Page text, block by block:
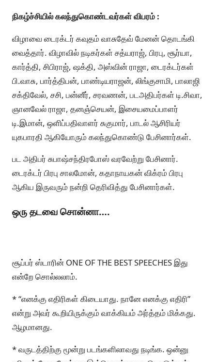
நிகழ்ச்சியில் கலந்துகொண்டவர்கள் விபரம் :
விழாவை டைரக்டர் கவுதம் வாசுதேவ் மேனன் தொடங்கி
வைத்தார். விழாவில் நடிகர்கள் சத்யராஜ், பிரபு, சூர்யா,
கார்த்தி, சிபிராஜ், ஷக்தி, அஸ்வின் ராஜா, டைரக்டர்கள்
பி.வாசு, பார்த்திபன், பாண்டியராஜன், லிங்குசாமி, பாலாஜி
சக்திவேல், சசி, பன்னீர், சரவணன், படஅதிபர்கள் டி.சிவா,
ஞானவேல் ராஜா, தனஞ்செயன், இசையமைப்பாளர்
டி.இமான், ஒளிப்பதிவாளர் சுகுமார், பாடல் ஆசிரியர்
யுகபாரதி ஆகியோரும் கலந்துகொண்டு பேசினார்கள்.
பட அதிபர் சுபாஷ்சந்திரபோஸ் வரவேற்று பேசினார்.
டைரக்டர் பிரபு சாலமோன், கதாநாயகன் விக்ரம் பிரபு
ஆகிய இருவரும் நன்றி தெரிவித்து பேசினார்கள்.
ஒரு தடவை சொன்னா….
சூப்பர் ஸ்டாரின் ONE OF THE BEST SPEECHES இது
என்றே சொல்லலாம்.
* “எனக்கு எதிரிகள் கிடையாது. நானே எனக்கு எதிரி”
என்று அவர் கூறியிருக்கும் வாக்கியம் அர்த்தம் மிக்கது.
ஆழமானது.
* வருடத்திற்கு மூன்று படங்களிலாவது நடிங்க. ஒன்னு